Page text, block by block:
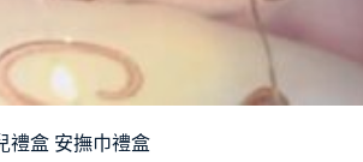
禮盒 安撫巾禮盒